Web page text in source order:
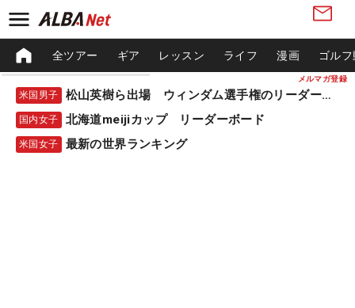
メルマガ登録
全ツアー ギア レッスン ライフ 漫画 ゴル
米国男子 松山英樹ら出場 ウィンダム選手権のリーダーボード
国内女子 北海道meijiカップ リーダーボード
米国女子 最新の世界ランキング